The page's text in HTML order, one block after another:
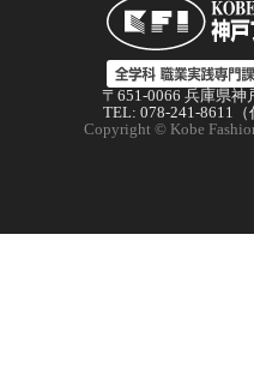
〒651-0066 兵庫県神
TEL: 078-241-8611
Copyright © Kobe